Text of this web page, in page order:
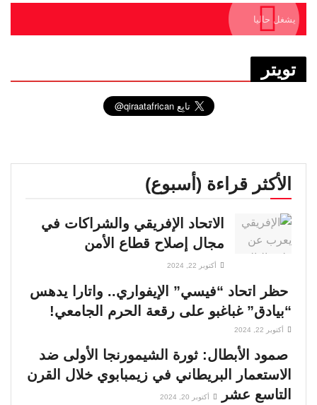
يشغل حاليا
تويتر
الأكثر قراءة (أسبوع)
الاتحاد الإفريقي والشراكات في
مجال إصلاح قطاع الأمن
أكتوبر 22, 2024
حظر اتحاد “فيسي” الإيفواري.. واتارا يدهس
“بيادق” غباغبو على رقعة الحرم الجامعي!
أكتوبر 22, 2024
صمود الأبطال: ثورة الشيمورنجا الأولى ضد
الاستعمار البريطاني في زيمبابوي خلال القرن
التاسع عشر
أكتوبر 20, 2024